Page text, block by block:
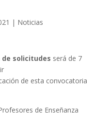
| Noticias
solicitudes será de 7
de esta convocatoria
de Enseñanza